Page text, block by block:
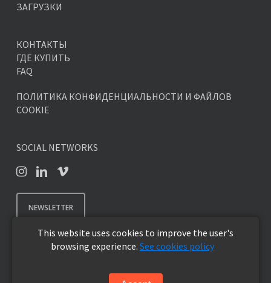
ЗАГРУЗКИ
КОНТАКТЫ
ГДЕ КУПИТЬ
FAQ
ПОЛИТИКА КОНФИДЕНЦИАЛЬНОСТИ И ФАЙЛОВ
COOKIE
SOCIAL NETWORKS
NEWSLETTER
This website uses cookies to improve the user's
browsing experience. See cookies policy